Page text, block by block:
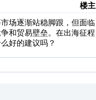
楼主
场逐渐站稳脚跟，但面临
和贸易壁垒。在出海征程
好的建议吗？